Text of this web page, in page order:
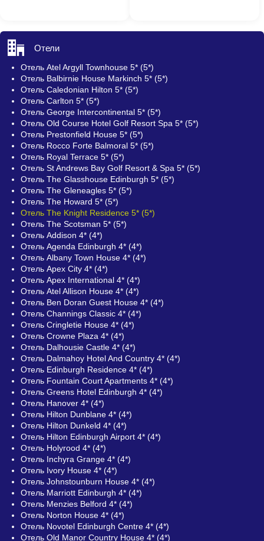
Отели
Отель Atel Argyll Townhouse 5* (5*)
Отель Balbirnie House Markinch 5* (5*)
Отель Caledonian Hilton 5* (5*)
Отель Carlton 5* (5*)
Отель George Intercontinental 5* (5*)
Отель Old Course Hotel Golf Resort Spa 5* (5*)
Отель Prestonfield House 5* (5*)
Отель Rocco Forte Balmoral 5* (5*)
Отель Royal Terrace 5* (5*)
Отель St Andrews Bay Golf Resort & Spa 5* (5*)
Отель The Glasshouse Edinburgh 5* (5*)
Отель The Gleneagles 5* (5*)
Отель The Howard 5* (5*)
Отель The Knight Residence 5* (5*)
Отель The Scotsman 5* (5*)
Отель Addison 4* (4*)
Отель Agenda Edinburgh 4* (4*)
Отель Albany Town House 4* (4*)
Отель Apex City 4* (4*)
Отель Apex International 4* (4*)
Отель Atel Allison House 4* (4*)
Отель Ben Doran Guest House 4* (4*)
Отель Channings Classic 4* (4*)
Отель Cringletie House 4* (4*)
Отель Crowne Plaza 4* (4*)
Отель Dalhousie Castle 4* (4*)
Отель Dalmahoy Hotel And Country 4* (4*)
Отель Edinburgh Residence 4* (4*)
Отель Fountain Court Apartments 4* (4*)
Отель Greens Hotel Edinburgh 4* (4*)
Отель Hanover 4* (4*)
Отель Hilton Dunblane 4* (4*)
Отель Hilton Dunkeld 4* (4*)
Отель Hilton Edinburgh Airport 4* (4*)
Отель Holyrood 4* (4*)
Отель Inchyra Grange 4* (4*)
Отель Ivory House 4* (4*)
Отель Johnstounburn House 4* (4*)
Отель Marriott Edinburgh 4* (4*)
Отель Menzies Belford 4* (4*)
Отель Norton House 4* (4*)
Отель Novotel Edinburgh Centre 4* (4*)
Отель Old Manor Country House 4* (4*)